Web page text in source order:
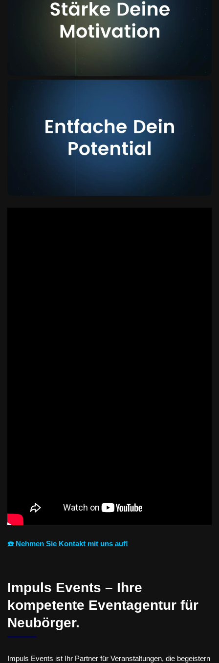
☎️ Nehmen Sie Kontakt mit uns auf!
Impuls Events – Ihre
kompetente Eventagentur für
Neubörger.
Impuls Events ist Ihr Partner für Veranstaltungen, die begeistern